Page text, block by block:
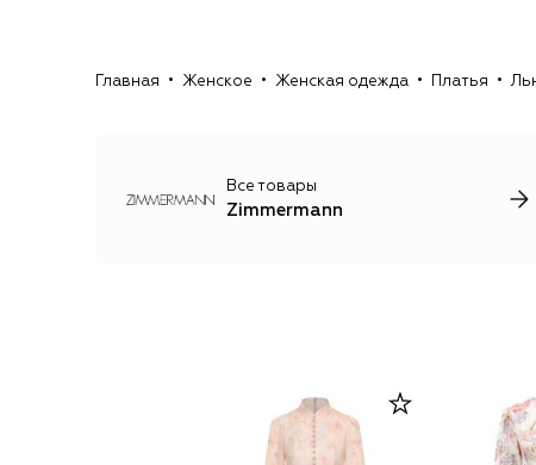
Главная Женское Женская одежда Платья
Все товары
Zimmermann